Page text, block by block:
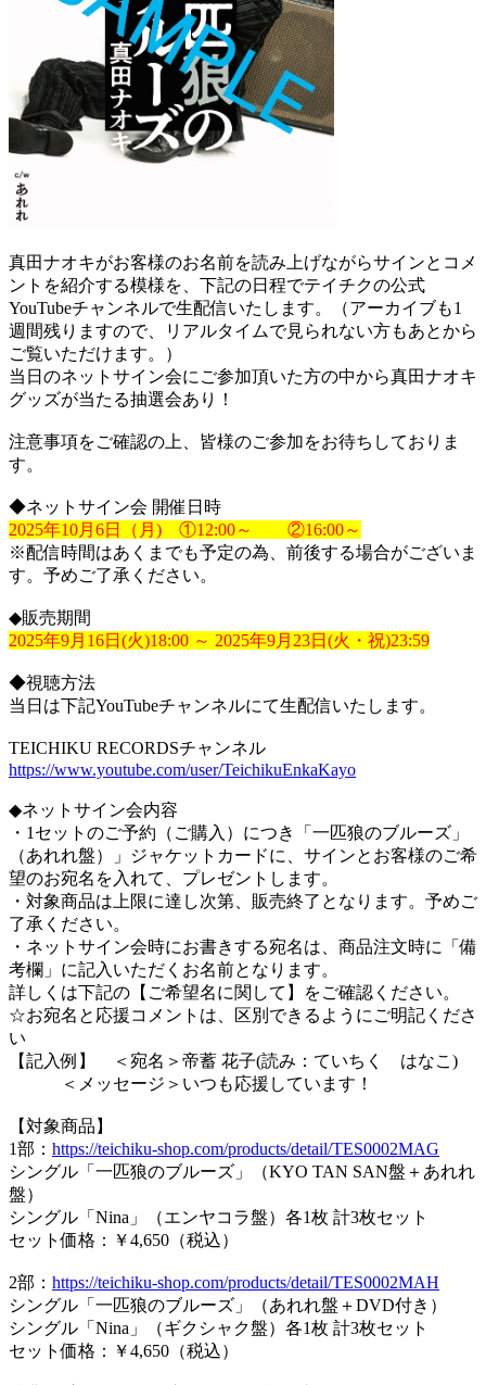
真田ナオキがお客様のお名前を読み上げながらサインとコメ
ントを紹介する模様を、下記の日程でテイチクの公式
YouTubeチャンネルで生配信いたします。（アーカイブも1
週間残りますので、リアルタイムで見られない方もあとから
ご覧いただけます。）
当日のネットサイン会にご参加頂いた方の中から真田ナオキ
グッズが当たる抽選会あり！
注意事項をご確認の上、皆様のご参加をお待ちしておりま
す。
◆ネットサイン会 開催日時
2025年10月6日（月) ①12:00～ ②16:00～
※配信時間はあくまでも予定の為、前後する場合がございま
す。予めご了承ください。
◆販売期間
2025年9月16日(火)18:00 ～ 2025年9月23日(火・祝)23:59
◆視聴方法
当日は下記YouTubeチャンネルにて生配信いたします。
TEICHIKU RECORDSチャンネル
https://www.youtube.com/user/TeichikuEnkaKayo
◆ネットサイン会内容
・1セットのご予約（ご購入）につき「一匹狼のブルーズ」
（あれれ盤）」ジャケットカードに、サインとお客様のご希
望のお宛名を入れて、プレゼントします。
・対象商品は上限に達し次第、販売終了となります。予めご
了承ください。
・ネットサイン会時にお書きする宛名は、商品注文時に「備
考欄」に記入いただくお名前となります。
詳しくは下記の【ご希望名に関して】をご確認ください。
☆お宛名と応援コメントは、区別できるようにご明記くださ
い
【記入例】 ＜宛名＞帝蓄 花子(読み：ていちく はなこ)
＜メッセージ＞いつも応援しています！
【対象商品】
1部： https://teichiku-shop.com/products/detail/TES0002MAG
シングル「一匹狼のブルーズ」（KYO TAN SAN盤＋あれれ
盤）
シングル「Nina」（エンヤコラ盤）各1枚 計3枚セット
セット価格：￥4,650（税込）
2部： https://teichiku-shop.com/products/detail/TES0002MAH
シングル「一匹狼のブルーズ」（あれれ盤＋DVD付き）
シングル「Nina」（ギクシャク盤）各1枚 計3枚セット
セット価格：￥4,650（税込）